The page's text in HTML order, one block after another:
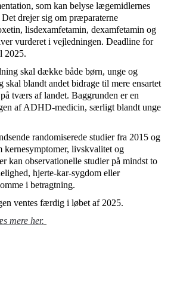
som kan belyse lægemidlernes
drejer sig om præparaterne
lisdexamfetamin, dexamfetamin og
vurderet i vejledningen. Deadline for
2025.
skal dække både børn, unge og
blandt andet bidrage til mere ensartet
tværs af landet. Baggrunden er en
af ADHD-medicin, særligt blandt unge
randomiserede studier fra 2015 og
kernesymptomer, livskvalitet og
kan observationelle studier på mindst to
hjerte-kar-sygdom eller
i betragtning.
ventes færdig i løbet af 2025.
mere her.